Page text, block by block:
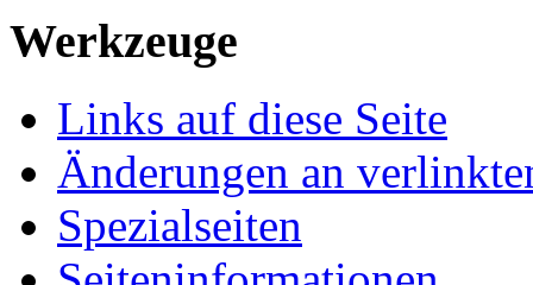
Werkzeuge
Links auf diese Seite
Änderungen an
Spezialseiten